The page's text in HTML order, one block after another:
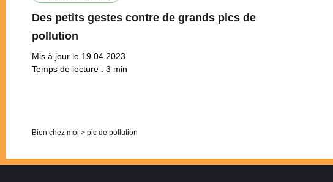
Des petits gestes contre de grands pics de
pollution
Mis à jour le 19.04.2023
Temps de lecture : 3 min
Bien chez moi > pic de pollution